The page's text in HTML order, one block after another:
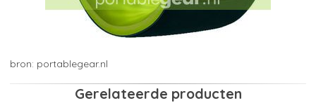
portablegear.nl
Gerelateerde producten